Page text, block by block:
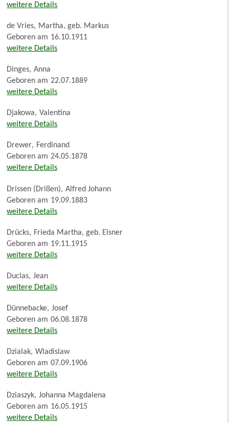
weitere Details
de Vries, Martha, geb. Markus
Geboren am 16.10.1911
weitere Details
Dinges, Anna
Geboren am 22.07.1889
weitere Details
Djakowa, Valentina
weitere Details
Drewer, Ferdinand
Geboren am 24.05.1878
weitere Details
Drissen (Drißen), Alfred Johann
Geboren am 19.09.1883
weitere Details
Drücks, Frieda Martha, geb. Elsner
Geboren am 19.11.1915
weitere Details
Duclas, Jean
weitere Details
Dünnebacke, Josef
Geboren am 06.08.1878
weitere Details
Dzialak, Wladislaw
Geboren am 07.09.1906
weitere Details
Dziaszyk, Johanna Magdalena
Geboren am 16.05.1915
weitere Details